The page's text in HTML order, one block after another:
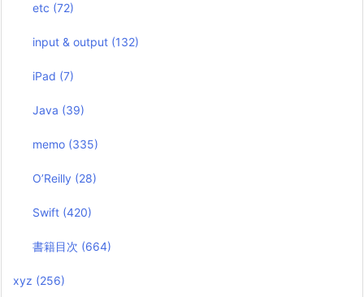
etc (72)
input & output (132)
iPad (7)
Java (39)
memo (335)
O’Reilly (28)
Swift (420)
書籍目次 (664)
xyz (256)